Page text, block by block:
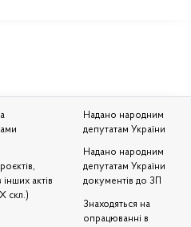
інших актів
скл.)
Надано народним
депутатам України
Надано народним
депутатам України
документів до ЗП
Знаходяться на
опрацюванні в